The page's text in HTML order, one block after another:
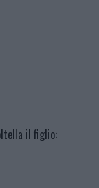
il figlio: